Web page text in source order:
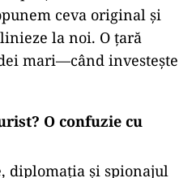
ceva original și
la noi. O țară
mari—când investește
O confuzie cu
diplomația și spionajul